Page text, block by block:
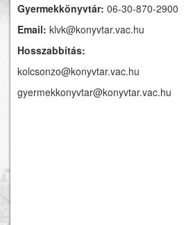
Gyermekkönyvtár: 06-30-870-2900
Email: klvk@konyvtar.vac.hu
Hosszabbítás:
kolcsonzo@konyvtar.vac.hu
gyermekkonyvtar@konyvtar.vac.hu